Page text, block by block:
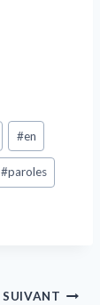
#en
#paroles
SUIVANT